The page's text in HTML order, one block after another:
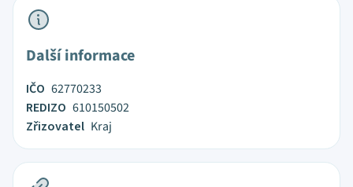
Další informace
IČO 62770233
REDIZO 610150502
Zřizovatel Kraj